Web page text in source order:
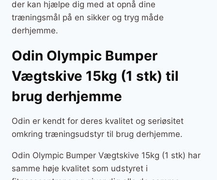
der kan hjælpe dig med at opnå dine
træningsmål på en sikker og tryg måde
derhjemme.
Odin Olympic Bumper
Vægtskive 15kg (1 stk) til
brug derhjemme
Odin er kendt for deres kvalitet og seriøsitet
omkring træningsudstyr til brug derhjemme.
Odin Olympic Bumper Vægtskive 15kg (1 stk) har
samme høje kvalitet som udstyret i